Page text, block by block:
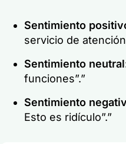
Sentimiento
servicio de atención
Sentimiento neutral
funciones”.”
Sentimiento
Esto es ridículo”.”